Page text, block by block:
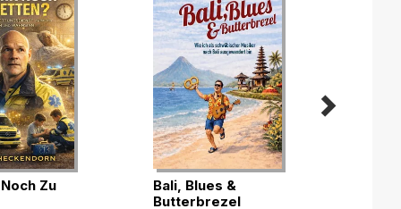
Zu
Bali, Blues &
Butterbrezel